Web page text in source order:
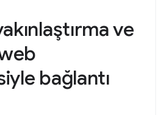
ve
bağlantı